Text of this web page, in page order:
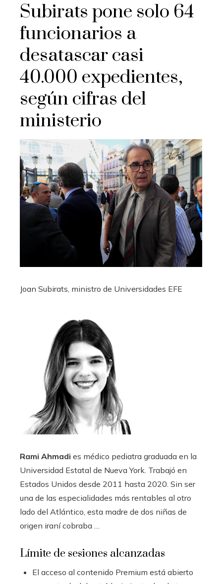
Subirats pone solo 64
funcionarios a
desatascar casi
40.000 expedientes,
según cifras del
ministerio
Joan Subirats, ministro de Universidades EFE
Rami Ahmadi es médico pediatra graduada en la
Universidad Estatal de Nueva York. Trabajó en
Estados Unidos desde 2011 hasta 2020. Sin ser
una de las especialidades más rentables al otro
lado del Atlántico, esta madre de dos niñas de
origen iraní cobraba …
Límite de sesiones alcanzadas
El acceso al contenido Premium está abierto